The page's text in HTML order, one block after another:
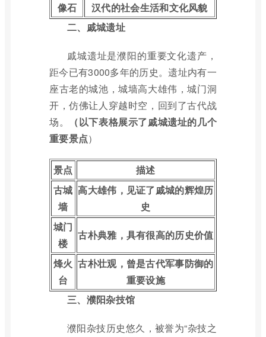
像石
汉代的社会生活和文化风貌
二、戚城遗址
戚城遗址是濮阳的重要文化遗产，
距今已有3000多年的历史。遗址内有一
座古老的城池，城墙高大雄伟，城门洞
开，仿佛让人穿越时空，回到了古代战
场。
（以下表格展示了戚城遗址的几个
重要景点）
景点
描述
古城
墙
高大雄伟，见证了戚城的辉煌历
史
城门
楼
古朴典雅，具有很高的历史价值
烽火
台
古朴壮观，曾是古代军事防御的
重要设施
三、濮阳杂技馆
濮阳杂技历史悠久，被誉为“杂技之